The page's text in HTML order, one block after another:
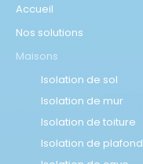
Accueil
Nos solutions
Maisons
Isolation de sol
Isolation de mur
Isolation de toiture
Isolation de plafond